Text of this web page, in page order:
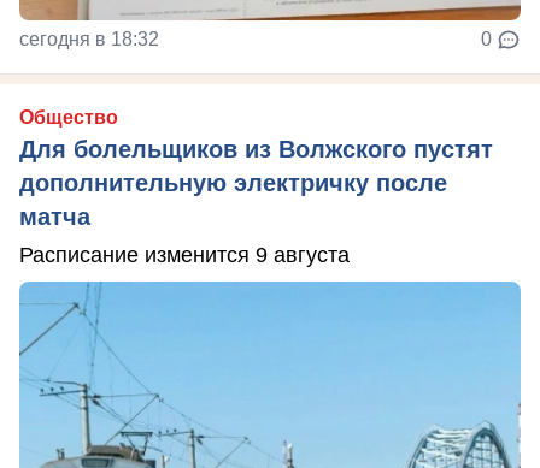
сегодня в 18:32 0
Общество
Для болельщиков из Волжского пустят
дополнительную электричку после
матча
Расписание изменится 9 августа